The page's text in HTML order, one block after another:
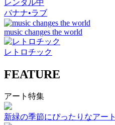
レンタル中
バナナ•ラブ
music changes the world
レトロチック
FEATURE
アート特集
新緑の季節にぴったりなアート